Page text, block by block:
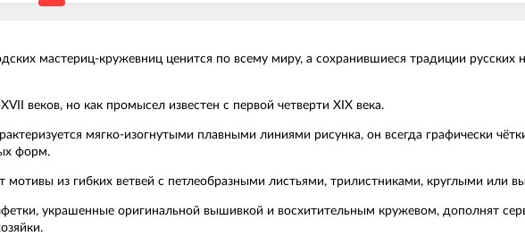
мастериц-кружевниц ценится по всему миру, а сохранившиеся традиции
веков, но как промысел известен с первой четверти XIX века.
мягко-изогнутыми плавными линиями рисунка, он всегда графически
форм.
мотивы из гибких ветвей с петлеобразными листьями, трилистниками, круглыми или
украшенные оригинальной вышивкой и восхитительным кружевом, дополнят